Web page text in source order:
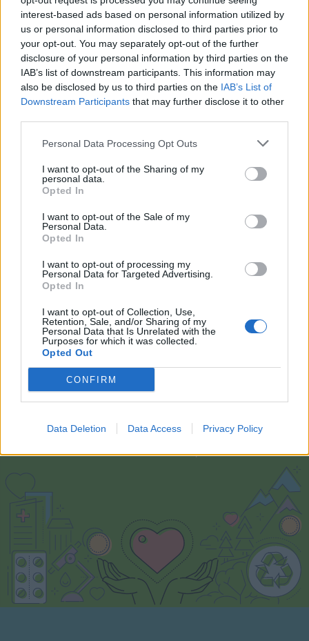
interest-based ads based on personal information utilized by
us or personal information disclosed to third parties prior to
your opt-out. You may separately opt-out of the further
disclosure of your personal information by third parties on the
IAB’s list of downstream participants. This information may
also be disclosed by us to third parties on the IAB’s List of
Downstream Participants that may further disclose it to other
Personal Data Processing Opt Outs
I want to opt-out of the Sharing of my
personal data.
Opted In
I want to opt-out of the Sale of my
Personal Data.
Opted In
I want to opt-out of processing my
Personal Data for Targeted Advertising.
Opted In
I want to opt-out of Collection, Use,
Retention, Sale, and/or Sharing of my
Personal Data that Is Unrelated with the
Purposes for which it was collected.
Opted Out
CONFIRM
Data Deletion Data Access Privacy Policy
Εθελοντισμός